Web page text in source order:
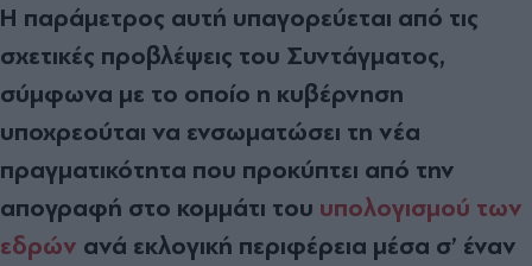
Η παράµετρος αυτή υπαγορεύεται από τις
σχετικές προβλέψεις του Συντάγµατος,
σύµφωνα µε το οποίο η κυβέρνηση
υποχρεούται να ενσωµατώσει τη νέα
πραγµατικότητα που προκύπτει από την
απογραφή στο κοµµάτι του υπολογισµού των
εδρών ανά εκλογική περιφέρεια µέσα σ’ έναν